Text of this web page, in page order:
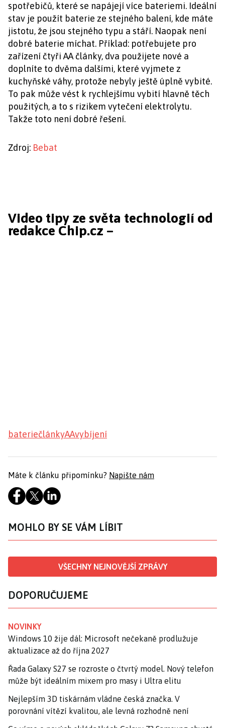
spotřebičů, které se napájejí více bateriemi. Ideální
stav je použít baterie ze stejného balení, kde máte
jistotu, že jsou stejného typu a stáří. Naopak není
dobré baterie míchat. Příklad: potřebujete pro
zařízení čtyři AA články, dva použijete nové a
doplníte to dvěma dalšími, které vyjmete z
kuchyňské váhy, protože nebyly ještě úplně vybité.
To pak může vést k rychlejšímu vybití hlavně těch
použitých, a to s rizikem vytečení elektrolytu.
Takže toto není dobré řešení.
Zdroj: Bebat
Video tipy ze světa technologií od
redakce Chip.cz –
bateriečlánkyAAvybíjení
Máte k článku připomínku? Napište nám
MOHLO BY SE VÁM LÍBIT
VŠECHNY NEJNOVĚJŠÍ ZPRÁVY
DOPORUČUJEME
NOVINKY
Windows 10 žije dál: Microsoft nečekaně prodlužuje
aktualizace až do října 2027
Řada Galaxy S27 se rozroste o čtvrtý model. Nový telefon
může být ideálním mixem pro masy i Ultra elitu
Nejlepším 3D tiskárnám vládne česká značka. V
porovnání vítězí kvalitou, ale levná rozhodně není